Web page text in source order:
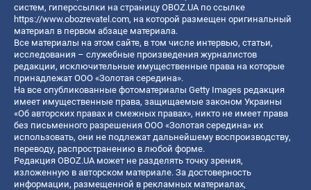
систем, гиперссылки на страницу OBOZ.UA по ссылке
https://www.obozrevatel.com, на которой размещен оригинальный
материал в первом абзаце материала.
Все материалы на этом сайте, в том числе интервью, статьи,
исследования – служебные произведения журналистов
редакции, исключительные имущественные права на которые
принадлежат ООО «Золотая середина».
На все опубликованные фотоматериалы Getty Images редакция
имеет имущественные права, защищаемые законом Украины
«Об авторских правах и смежных правах», никто не имеет права
без письменного разрешения ООО «Золотая середина» их
использовать, они не подлежат дальнейшему воспроизводству,
переводу, распространению в любой форме.
Редакция OBOZ.UA может не разделять точку зрения,
изложенную в авторском материале. За достоверность
информации, размещенной в рекламных материалах,